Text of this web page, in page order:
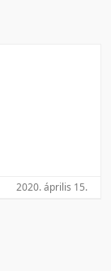
2020. április 15.